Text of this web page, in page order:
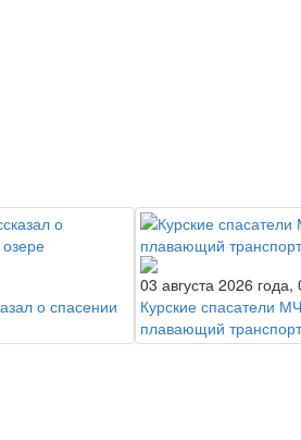
о спасении
03 августа 2026 года,
Курские спасатели
плавающий